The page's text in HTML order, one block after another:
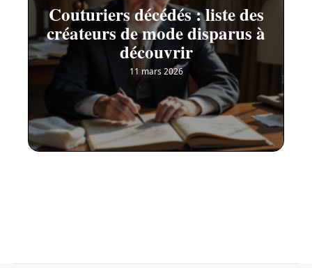
Couturiers décédés : liste des
créateurs de mode disparus à
découvrir
11 mars 2026